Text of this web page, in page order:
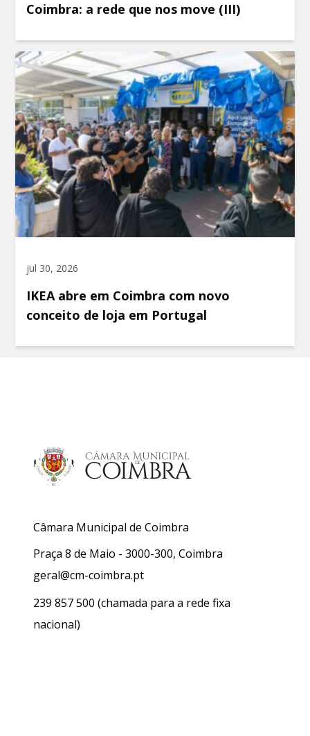
Coimbra: a rede que nos move (III)
jul 30, 2026
IKEA abre em Coimbra com novo
conceito de loja em Portugal
Câmara Municipal de Coimbra
Praça 8 de Maio - 3000-300, Coimbra
geral@cm-coimbra.pt
239 857 500 (chamada para a rede fixa
nacional)